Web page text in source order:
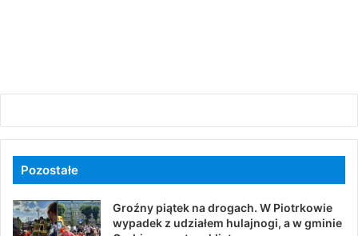
Pozostałe
Groźny piątek na drogach. W Piotrkowie
wypadek z udziałem hulajnogi, a w gminie